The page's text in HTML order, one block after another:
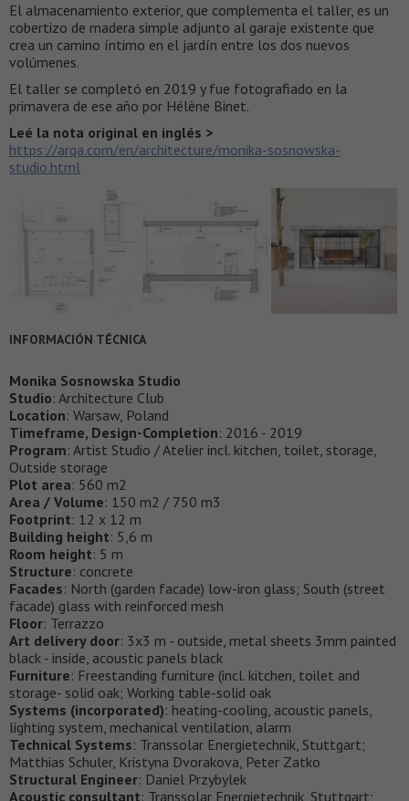
El almacenamiento exterior, que complementa el taller, es un
cobertizo de madera simple adjunto al garaje existente que
crea un camino íntimo en el jardín entre los dos nuevos
volúmenes.
El taller se completó en 2019 y fue fotografiado en la
primavera de ese año por Hélène Binet.
Leé la nota original en inglés >
https://arqa.com/en/architecture/monika-sosnowska-
studio.html
INFORMACIÓN TÉCNICA
Monika Sosnowska Studio
Studio: Architecture Club
Location: Warsaw, Poland
Timeframe, Design-Completion: 2016 - 2019
Program: Artist Studio / Atelier incl. kitchen, toilet, storage,
Outside storage
Plot area: 560 m2
Area / Volume: 150 m2 / 750 m3
Footprint: 12 x 12 m
Building height: 5,6 m
Room height: 5 m
Structure: concrete
Facades: North (garden facade) low-iron glass; South (street
facade) glass with reinforced mesh
Floor: Terrazzo
Art delivery door: 3x3 m - outside, metal sheets 3mm painted
black - inside, acoustic panels black
Furniture: Freestanding furniture (incl. kitchen, toilet and
storage- solid oak; Working table-solid oak
Systems (incorporated): heating-cooling, acoustic panels,
lighting system, mechanical ventilation, alarm
Technical Systems: Transsolar Energietechnik, Stuttgart;
Matthias Schuler, Kristyna Dvorakova, Peter Zatko
Structural Engineer: Daniel Przybylek
Acoustic consultant: Transsolar Energietechnik, Stuttgart;